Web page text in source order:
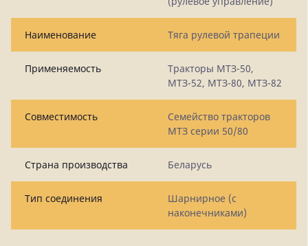
Наименование Тяга рулевой трапеции
Применяемость
Тракторы МТЗ-50,
МТЗ-52, МТЗ-80, МТЗ-82
Совместимость
Семейство тракторов
МТЗ серии 50/80
Страна производства Беларусь
Тип соединения
Шарнирное (с
наконечниками)